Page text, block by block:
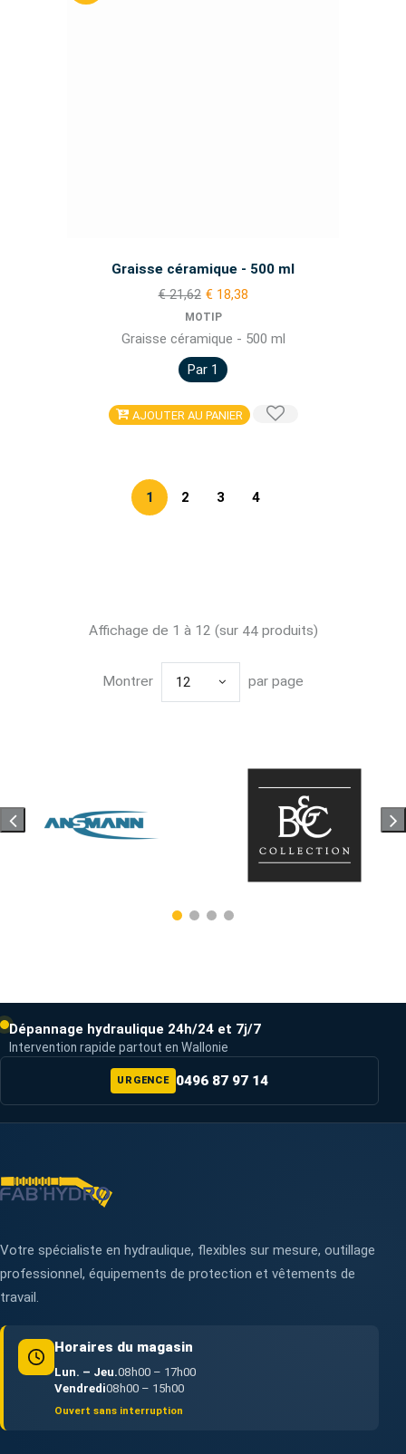
Graisse céramique - 500 ml
€ 21,62 € 18,38
MOTIP
Graisse céramique - 500 ml
Par 1
AJOUTER AU PANIER
1 2 3 4
Affichage de 1 à 12 (sur 44produits)
Montrer 12 par page
Dépannage hydraulique 24h/24 et 7j/7
Intervention rapide partout en Wallonie
URGENCE 0496 87 97 14
Votre spécialiste en hydraulique, flexibles sur mesure, outillage
professionnel, équipements de protection et vêtements de
travail.
Horaires du magasin
Lun. – Jeu.08h00 – 17h00
Vendredi08h00 – 15h00
Ouvert sans interruption